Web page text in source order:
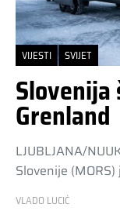
VIJESTI SVIJET
Slovenija
Grenland
LJUBLJANA/
Slovenije
VLADO LUCIĆ